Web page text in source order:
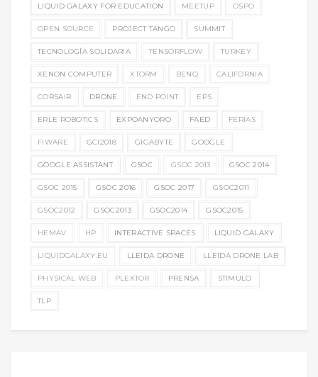
LIQUID GALAXY FOR EDUCATION MEETUP OSPO
OPEN SOURCE PROJECT TANGO SUMMIT
TECNOLOGÍA SOLIDARIA TENSORFLOW TURKEY
XENON COMPUTER XTORM BENQ CALIFORNIA
CORSAIR DRONE END POINT EPS
ERLE ROBOTICS EXPOANYORO FAED FERIAS
FIWARE GCI2018 GIGABYTE GOOGLE
GOOGLE ASSISTANT GSOC GSOC 2013 GSOC 2014
GSOC 2015 GSOC 2016 GSOC 2017 GSOC2011
GSOC2012 GSOC2013 GSOC2014 GSOC2015
HEMAV HP INTERACTIVE SPACES LIQUID GALAXY
LIQUIDGALAXY.EU LLEIDA DRONE LLEIDA DRONE LAB
PHYSICAL WEB PLEXTOR PRENSA STIMULO
TLP